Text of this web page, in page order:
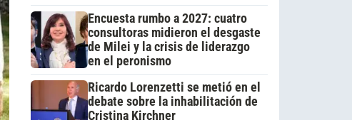
Encuesta rumbo a 2027: cuatro
consultoras midieron el desgaste
de Milei y la crisis de liderazgo
en el peronismo
Ricardo Lorenzetti se metió en el
debate sobre la inhabilitación de
Cristina Kirchner